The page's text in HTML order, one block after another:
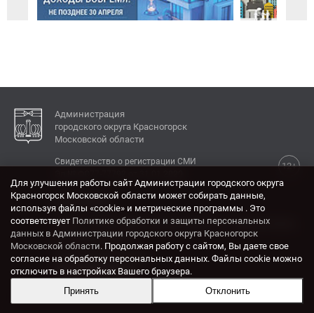
Администрация
городского округа Красногорск
Московской области
12+
Свидетельство о регистрации СМИ
КОНТАКТЫ
Адрес: 143404, Московская область, г. Красногорск,
ул. Ленина, дом 4.
Электронная почта:
krasrn@mosreg.ru
Разработка и поддержка сайта ADN
Для улучшения работы сайт Администрации городского округа
Красногорск Московской области может собирать данные,
используя файлы «cookie» и метрические программы . Это
соответствует Политике обработки и защиты персональных
данных в Администрации городского округа Красногорск
Московской области. Продолжая работу с сайтом, Вы даете свое
согласие на обработку персональных данных. Файлы cookie можно
отключить в настройках Вашего браузера.
Принять
Отклонить